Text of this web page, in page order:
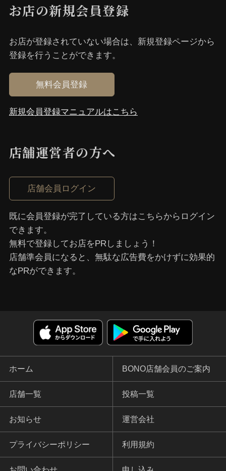
お店の新規会員登録
お店が登録されていない場合は、新規登録ページから
登録を⾏うことができます。
無料会員登録
新規会員登録マニュアルはこちら
店舗運営者の⽅へ
店舗会員ログイン
既に会員登録が完了している⽅はこちらからログイン
できます。
無料で登録してお店をPRしましょう！
店舗準会員になると、無駄な広告費をかけずに効果的
なPRができます。
ホーム BONO店舗会員のご案内
店舗一覧 投稿一覧
お知らせ 運営会社
プライバシーポリシー 利用規約